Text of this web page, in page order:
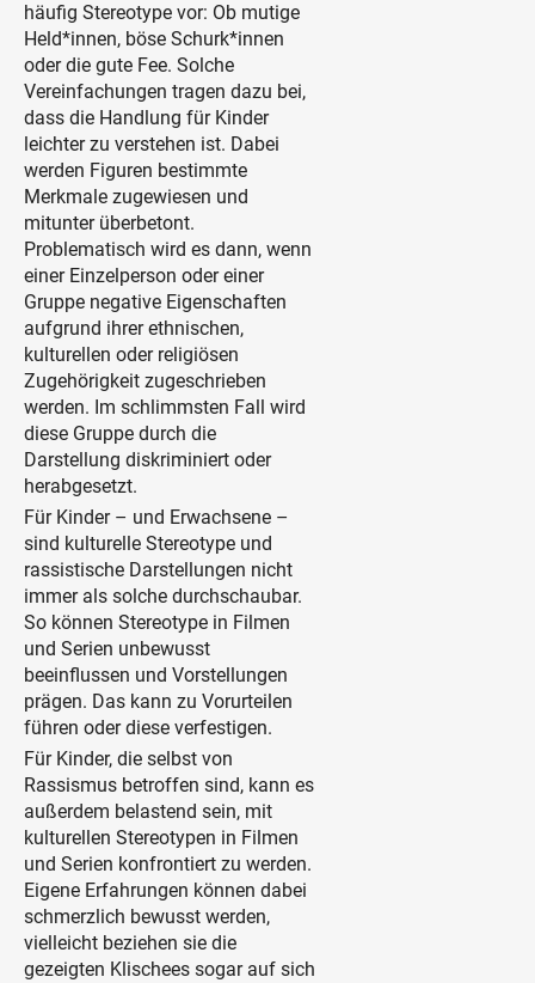
häufig Stereotype vor: Ob mutige
Held*innen, böse Schurk*innen
oder die gute Fee. Solche
Vereinfachungen tragen dazu bei,
dass die Handlung für Kinder
leichter zu verstehen ist. Dabei
werden Figuren bestimmte
Merkmale zugewiesen und
mitunter überbetont.
Problematisch wird es dann, wenn
einer Einzelperson oder einer
Gruppe negative Eigenschaften
aufgrund ihrer ethnischen,
kulturellen oder religiösen
Zugehörigkeit zugeschrieben
werden. Im schlimmsten Fall wird
diese Gruppe durch die
Darstellung diskriminiert oder
herabgesetzt.
Für Kinder – und Erwachsene –
sind kulturelle Stereotype und
rassistische Darstellungen nicht
immer als solche durchschaubar.
So können Stereotype in Filmen
und Serien unbewusst
beeinflussen und Vorstellungen
prägen. Das kann zu Vorurteilen
führen oder diese verfestigen.
Für Kinder, die selbst von
Rassismus betroffen sind, kann es
außerdem belastend sein, mit
kulturellen Stereotypen in Filmen
und Serien konfrontiert zu werden.
Eigene Erfahrungen können dabei
schmerzlich bewusst werden,
vielleicht beziehen sie die
gezeigten Klischees sogar auf sich